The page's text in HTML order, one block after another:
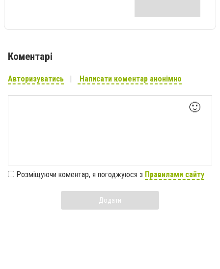
Коментарі
Авторизуватись Написати коментар анонімно
🙂
Розміщуючи коментар, я погоджуюся з Правилами сайту
Додати